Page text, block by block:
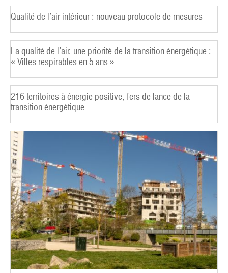
Qualité de l’air intérieur : nouveau protocole de mesures
La qualité de l’air, une priorité de la transition énergétique :
« Villes respirables en 5 ans »
216 territoires à énergie positive, fers de lance de la
transition énergétique